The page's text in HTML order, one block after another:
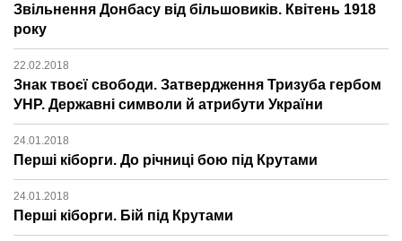
Звільнення Донбасу від більшовиків. Квітень 1918
року
22.02.2018
Знак твоєї свободи. Затвердження Тризуба гербом
УНР. Державні символи й атрибути України
24.01.2018
Перші кіборги. До річниці бою під Крутами
24.01.2018
Перші кіборги. Бій під Крутами